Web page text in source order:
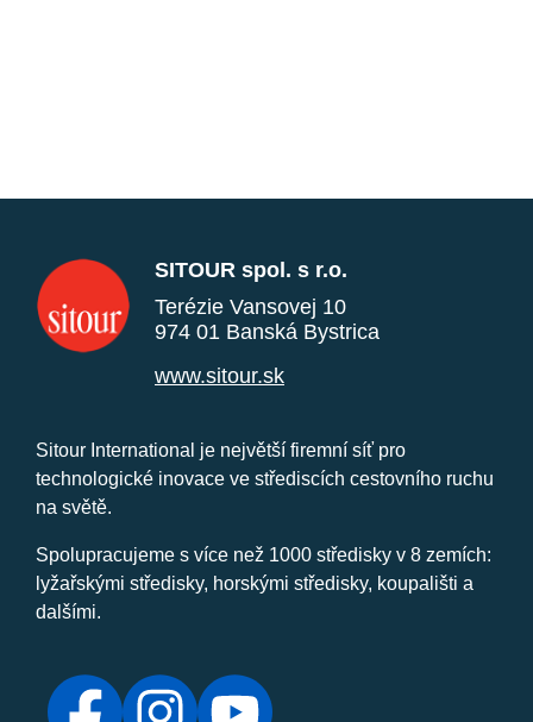
SITOUR spol. s r.o.
Terézie Vansovej 10
974 01 Banská Bystrica
www.sitour.sk
Sitour International je největší firemní síť pro
technologické inovace ve střediscích cestovního ruchu
na světě.
Spolupracujeme s více než 1000 středisky v 8 zemích:
lyžařskými středisky, horskými středisky, koupališti a
dalšími.